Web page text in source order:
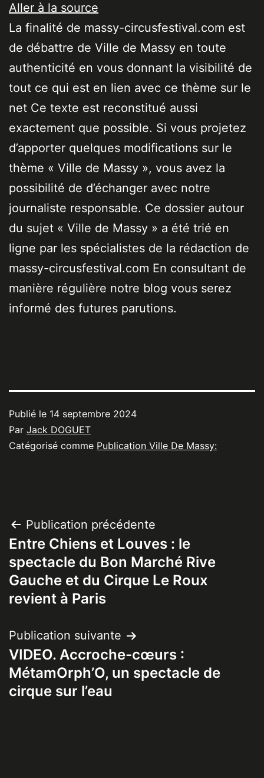
Aller à la source
La finalité de massy-circusfestival.com est
de débattre de Ville de Massy en toute
authenticité en vous donnant la visibilité de
tout ce qui est en lien avec ce thème sur le
net Ce texte est reconstitué aussi
exactement que possible. Si vous projetez
d’apporter quelques modifications sur le
thème « Ville de Massy », vous avez la
possibilité de d’échanger avec notre
journaliste responsable. Ce dossier autour
du sujet « Ville de Massy » a été trié en
ligne par les spécialistes de la rédaction de
massy-circusfestival.com En consultant de
manière régulière notre blog vous serez
informé des futures parutions.
Publié le 14 septembre 2024
Par Jack DOGUET
Catégorisé comme Publication Ville De Massy:
Navigation
de
l’article
Publication précédente
Entre Chiens et Louves : le
spectacle du Bon Marché Rive
Gauche et du Cirque Le Roux
revient à Paris
Publication suivante
VIDEO. Accroche-cœurs :
MétamOrph’O, un spectacle de
cirque sur l’eau